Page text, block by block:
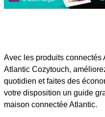
Avec les produits connectés
Atlantic Cozytouch,
quotidien et faites des
votre disposition un guide
maison connectée Atlantic.